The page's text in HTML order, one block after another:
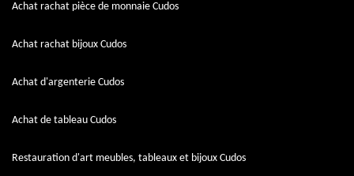
Achat rachat pièce de monnaie Cudos
Achat rachat bijoux Cudos
Achat d'argenterie Cudos
Achat de tableau Cudos
Restauration d'art meubles, tableaux et bijoux Cudos